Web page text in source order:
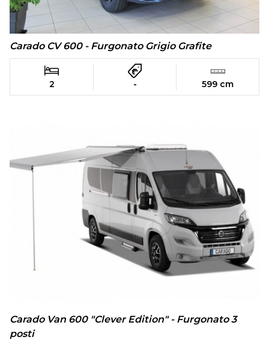
Carado CV 600 - Furgonato Grigio Grafite
2 - 599 cm
Carado Van 600 "Clever Edition" - Furgonato 3
posti